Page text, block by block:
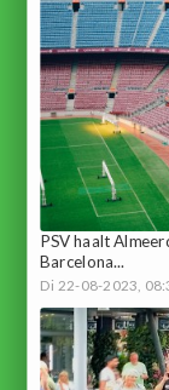
PSV haalt
Barcelona...
Di 22-08-2023,